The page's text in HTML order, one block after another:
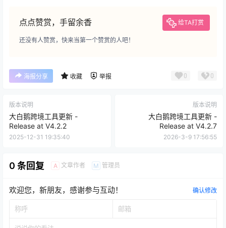
点点赞赏，手留余香 给TA打赏
还没有人赞赏，快来当第一个赞赏的人吧！
海报分享 收藏 举报 0 0
版本说明
大白鹅跨境工具更新 -
Release at V4.2.2
2025-12-31 19:35:40
版本说明
大白鹅跨境工具更新 -
Release at V4.2.7
2026-3-9 17:56:55
0 条回复 A 文章作者 M 管理员
欢迎您，新朋友，感谢参与互动！ 确认修改